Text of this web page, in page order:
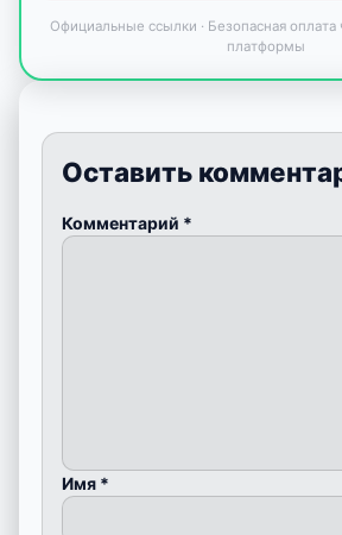
Официальные ссылки · Безопасная оплата
платформы
Оставить
Комментарий *
Имя *